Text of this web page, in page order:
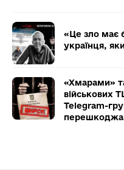
«Це зло має
українця,
«Хмарами»
військових
Telegram-